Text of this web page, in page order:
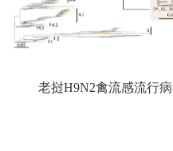
老挝H9N2禽流感流行